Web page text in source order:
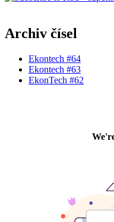
Archiv čísel
Ekontech #64
Ekontech #63
EkonTech #62